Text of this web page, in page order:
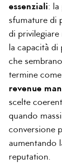
essenziali: la
sfumature di
di
la capacità di
che
termine
revenue
scelte
quando
conversione
aumentando
reputation.